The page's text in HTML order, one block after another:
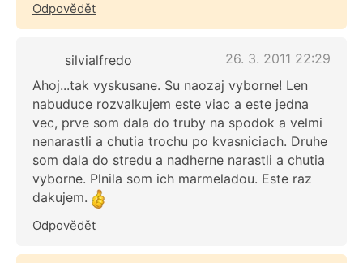
Odpovědět
silvialfredo
26. 3. 2011 22:29
Ahoj...tak vyskusane. Su naozaj vyborne! Len
nabuduce rozvalkujem este viac a este jedna
vec, prve som dala do truby na spodok a velmi
nenarastli a chutia trochu po kvasniciach. Druhe
som dala do stredu a nadherne narastli a chutia
vyborne. Plnila som ich marmeladou. Este raz
dakujem.
Odpovědět